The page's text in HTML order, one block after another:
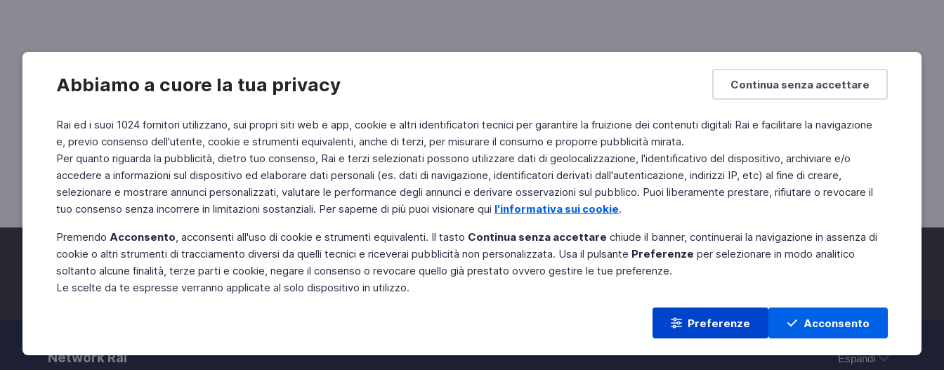
Continua senza accettare
Abbiamo a cuore la tua privacy
Rai ed i suoi 1024 fornitori utilizzano, sui propri siti web e app, cookie e altri identificatori tecnici per garantire la fruizione dei contenuti digitali Rai e facilitare la navigazione
e, previo consenso dell'utente, cookie e strumenti equivalenti, anche di terzi, per misurare il consumo e proporre pubblicità mirata.
Per quanto riguarda la pubblicità, dietro tuo consenso, Rai e terzi selezionati possono utilizzare dati di geolocalizzazione, l'identificativo del dispositivo, archiviare e/o
accedere a informazioni sul dispositivo ed elaborare dati personali (es. dati di navigazione, identificatori derivati dall'autenticazione, indirizzi IP, etc) al fine di creare,
selezionare e mostrare annunci personalizzati, valutare le performance degli annunci e derivare osservazioni sul pubblico. Puoi liberamente prestare, rifiutare o revocare il
tuo consenso senza incorrere in limitazioni sostanziali. Per saperne di più puoi visionare qui l'informativa sui cookie.
Premendo Acconsento, acconsenti all'uso di cookie e strumenti equivalenti. Il tasto Continua senza accettare chiude il banner, continuerai la navigazione in assenza di
cookie o altri strumenti di tracciamento diversi da quelli tecnici e riceverai pubblicità non personalizzata. Usa il pulsante Preferenze per selezionare in modo analitico
soltanto alcune finalità, terze parti e cookie, negare il consenso o revocare quello già prestato ovvero gestire le tue preferenze.
Le scelte da te espresse verranno applicate al solo dispositivo in utilizzo.
Preferenze Acconsento
Facebook Twitter Instagram